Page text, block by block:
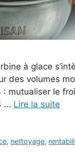
à glace
des volumes
mutualiser le
… Lire la suite
, nettoyage,